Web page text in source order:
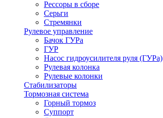
Рессоры в сборе
Серьги
Стремянки
Рулевое управление
Бачок ГУРа
ГУР
Насос гидроусилителя руля (ГУРа)
Рулевая колонка
Рулевые колонки
Стабилизаторы
Тормозная система
Горный тормоз
Суппорт